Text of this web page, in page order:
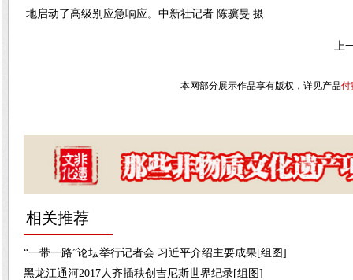
地启动了高级别应急响应。中新社记者 陈骥旻 摄
上
本网部分展示作品享有版权，详见产品付
相关推荐
“一带一路”论坛举行记者会 习近平介绍主要成果[组图]
黑龙江通河2017人齐插秧创吉尼斯世界纪录[组图]